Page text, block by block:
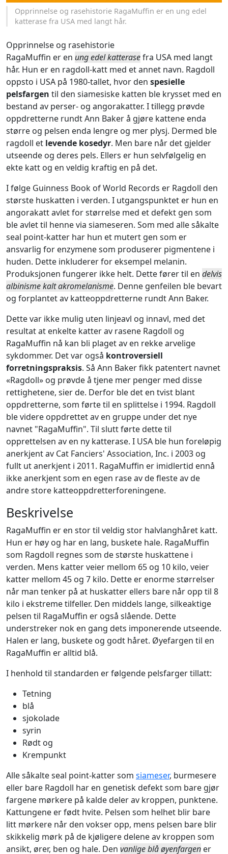
Opprinnelse og rasehistorie RagaMuffin er en ung edel
katterase fra USA med langt hår.
Opprinnelse og rasehistorie
RagaMuffin er en ung edel katterasefra USA med langt
hår. Hun er en ragdoll-katt med et annet navn. Ragdoll
oppsto i USA på 1980-tallet, hvor den spesielle
pelsfargen til den siamesiske katten ble krysset med en
bestand av perser- og angorakatter. I tillegg prøvde
oppdretterne rundt Ann Baker å gjøre kattene enda
større og pelsen enda lengre og mer plysj. Dermed ble
ragdoll et levende kosedyr. Men bare når det gjelder
utseende og deres pels. Ellers er hun selvfølgelig en
ekte katt og en veldig kraftig en på det.
I følge Guinness Book of World Records er Ragdoll den
største huskatten i verden. I utgangspunktet er hun en
angorakatt avlet for størrelse med et defekt gen som
ble avlet til henne via siameseren. Som med alle såkalte
seal point-katter har hun et mutert gen som er
ansvarlig for enzymene som produserer pigmentene i
huden. Dette inkluderer for eksempel melanin.
Produksjonen fungerer ikke helt. Dette fører til en delvis
albinisme kalt akromelanisme. Denne genfeilen ble bevart
og forplantet av katteoppdretterne rundt Ann Baker.
Dette var ikke mulig uten linjeavl og innavl, med det
resultat at enkelte katter av rasene Ragdoll og
RagaMuffin nå kan bli plaget av en rekke arvelige
sykdommer. Det var også kontroversiell
forretningspraksis. Så Ann Baker fikk patentert navnet
«Ragdoll» og prøvde å tjene mer penger med disse
rettighetene, sier de. Derfor ble det en tvist blant
oppdretterne, som førte til en splittelse i 1994. Ragdoll
ble videre oppdrettet av en gruppe under det nye
navnet "RagaMuffin". Til slutt førte dette til
opprettelsen av en ny katterase. I USA ble hun foreløpig
anerkjent av Cat Fanciers' Association, Inc. i 2003 og
fullt ut anerkjent i 2011. RagaMuffin er imidlertid ennå
ikke anerkjent som en egen rase av de fleste av de
andre store katteoppdretterforeningene.
Beskrivelse
RagaMuffin er en stor til veldig stor halvlanghåret katt.
Hun er høy og har en lang, buskete hale. RagaMuffin
som Ragdoll regnes som de største huskattene i
verden. Mens katter veier mellom 65 og 10 kilo, veier
katter mellom 45 og 7 kilo. Dette er enorme størrelser
når man tenker på at huskatter ellers bare når opp til 8
kilo i ekstreme tilfeller. Den middels lange, silkeaktige
pelsen til RagaMuffin er også slående. Dette
understreker nok en gang dets imponerende utseende.
Halen er lang, buskete og godt håret. Øyefargen til en
RagaMuffin er alltid blå.
I henhold til standarden er følgende pelsfarger tillatt:
Tetning
blå
sjokolade
syrin
Rødt og
Krempunkt
Alle såkalte seal point-katter som siameser, burmesere
eller bare Ragdoll har en genetisk defekt som bare gjør
fargene mørkere på kalde deler av kroppen, punktene.
Kattungene er født hvite. Pelsen som helhet blir bare
litt mørkere når den vokser opp, mens pelsen bare blir
skikkelig mørk på de kjøligere delene av kroppen som
ansikt, ører, ben og hale. Den vanlige blå øyenfargen er